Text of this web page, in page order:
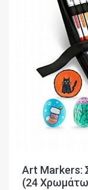
Art Markers:
(24